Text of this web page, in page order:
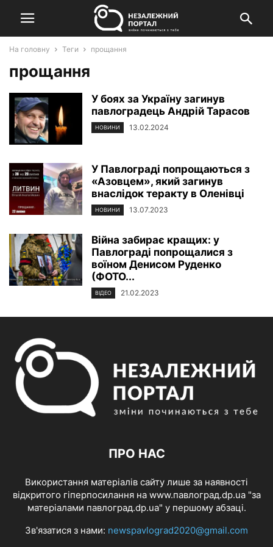
На головну Теги прощання
прощання
У боях за Україну загинув
павлоградець Андрій Тарасов
НОВИНИ 13.02.2024
У Павлограді попрощаються з
«Азовцем», який загинув
внаслідок теракту в Оленівці
НОВИНИ 13.07.2023
Війна забирає кращих: у
Павлограді попрощалися з
воїном Денисом Руденко
(ФОТО...
ВІДЕО 21.02.2023
ПРО НАС
Використання матеріалів сайту лише за наявності
відкритого гіперпосилання на www.павлоград.dp.ua "за
матеріалами павлоград.dp.ua" у першому абзаці.
Зв'язатися з нами: newspavlograd2020@gmail.com